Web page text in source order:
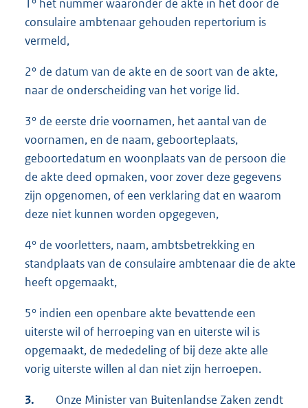
1° het nummer waaronder de akte in het door de
consulaire ambtenaar gehouden repertorium is
vermeld,
2° de datum van de akte en de soort van de akte,
naar de onderscheiding van het vorige lid.
3° de eerste drie voornamen, het aantal van de
voornamen, en de naam, geboorteplaats,
geboortedatum en woonplaats van de persoon die
de akte deed opmaken, voor zover deze gegevens
zijn opgenomen, of een verklaring dat en waarom
deze niet kunnen worden opgegeven,
4° de voorletters, naam, ambtsbetrekking en
standplaats van de consulaire ambtenaar die de akte
heeft opgemaakt,
5° indien een openbare akte bevattende een
uiterste wil of herroeping van en uiterste wil is
opgemaakt, de mededeling of bij deze akte alle
vorig uiterste willen al dan niet zijn herroepen.
3.
Onze Minister van Buitenlandse Zaken zendt